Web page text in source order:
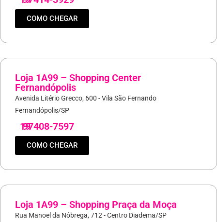
COMO CHEGAR
Loja 1A99 – Shopping Center
Fernandópolis
Avenida Litério Grecco, 600 - Vila São Fernando
Fernandópolis/SP
19
97408-7597
COMO CHEGAR
Loja 1A99 – Shopping Praça da Moça
Rua Manoel da Nóbrega, 712 - Centro Diadema/SP